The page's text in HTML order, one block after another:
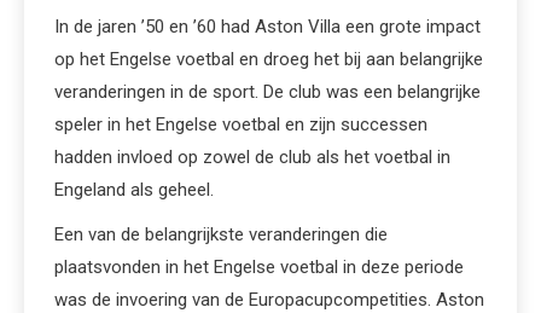
In de jaren ’50 en ’60 had Aston Villa een grote impact
op het Engelse voetbal en droeg het bij aan belangrijke
veranderingen in de sport. De club was een belangrijke
speler in het Engelse voetbal en zijn successen
hadden invloed op zowel de club als het voetbal in
Engeland als geheel.
Een van de belangrijkste veranderingen die
plaatsvonden in het Engelse voetbal in deze periode
was de invoering van de Europacupcompetities. Aston